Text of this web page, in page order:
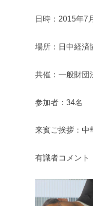
日時：2015年
場所：日中経済
共催：一般財団
参加者：34名
来賓ご挨拶：
有識者コメン